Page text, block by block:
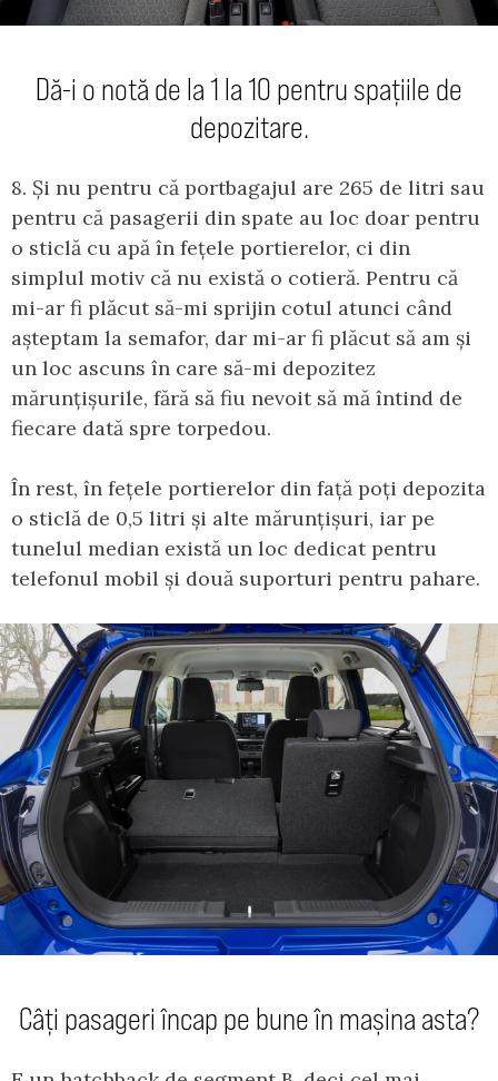
Dă-i o notă de la 1 la 10 pentru spațiile de
depozitare.
8. Și nu pentru că portbagajul are 265 de litri sau
pentru că pasagerii din spate au loc doar pentru
o sticlă cu apă în fețele portierelor, ci din
simplul motiv că nu există o cotieră. Pentru că
mi-ar fi plăcut să-mi sprijin cotul atunci când
așteptam la semafor, dar mi-ar fi plăcut să am și
un loc ascuns în care să-mi depozitez
mărunțișurile, fără să fiu nevoit să mă întind de
fiecare dată spre torpedou.
În rest, în fețele portierelor din față poți depozita
o sticlă de 0,5 litri și alte mărunțișuri, iar pe
tunelul median există un loc dedicat pentru
telefonul mobil și două suporturi pentru pahare.
Câți pasageri încap pe bune în mașina asta?